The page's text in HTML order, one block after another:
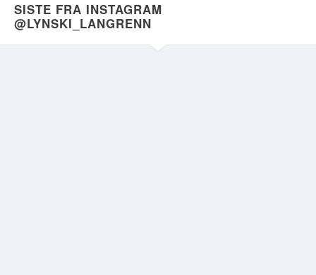
SISTE FRA INSTAGRAM
@LYNSKI_LANGRENN